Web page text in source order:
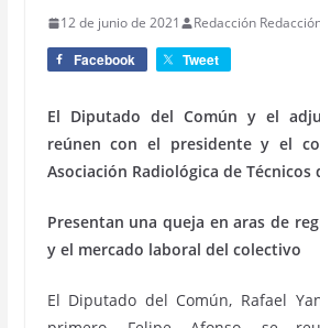
12 de junio de 2021 Redacción
Facebook Tweet
El Diputado del Común y el
reúnen con el presidente y el
Asociación Radiológica de Técnicos
Presentan una queja en aras de
y el mercado laboral del colectivo
El Diputado del Común, Rafael